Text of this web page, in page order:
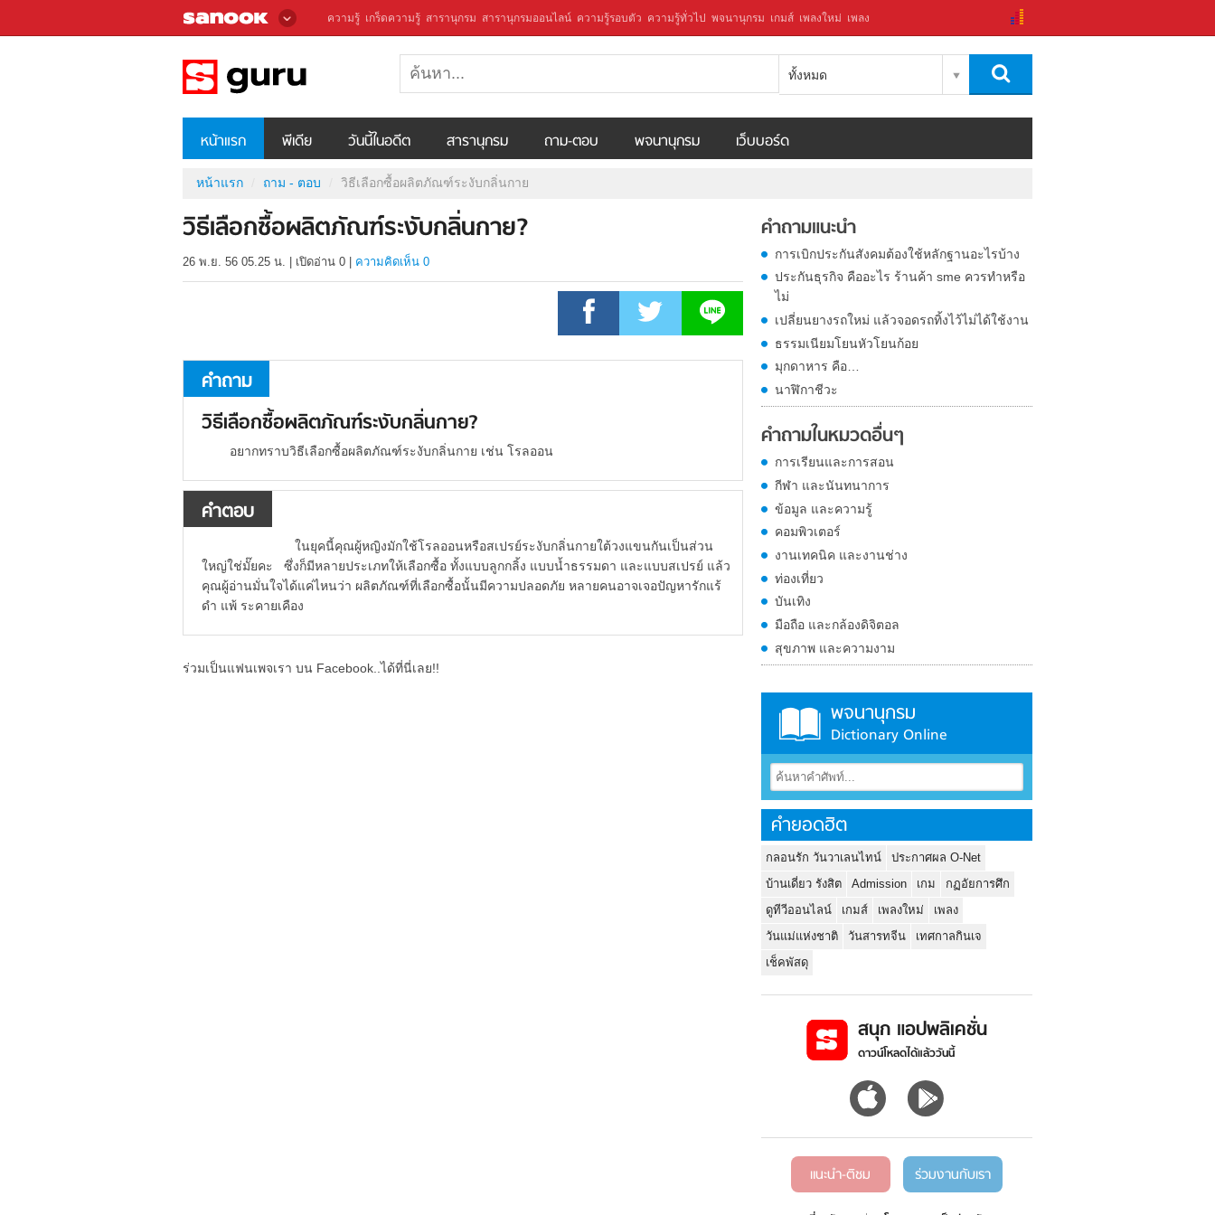
ความรู้ เกร็ดความรู้ สารานุกรม สารานุกรมออนไลน์ ความรู้รอบตัว ความรู้ทั่วไป พจนานุกรม เกมส์ เพลงใหม่ เพลง
ทั้งหมด
หน้าแรก พีเดีย วันนี้ในอดีต สารานุกรม ถาม-ตอบ พจนานุกรม เว็บบอร์ด
หน้าแรก ถาม - ตอบ วิธีเลือกซื้อผลิตภัณฑ์ระงับกลิ่นกาย
วิธีเลือกซื้อผลิตภัณฑ์ระงับกลิ่นกาย?
26 พ.ย. 56 05.25 น. เปิดอ่าน 0 ความคิดเห็น 0
คำถาม
วิธีเลือกซื้อผลิตภัณฑ์ระงับกลิ่นกาย?
อยากทราบวิธีเลือกซื้อผลิตภัณฑ์ระงับกลิ่นกาย เช่น โรลออน
คำตอบ
ในยุคนี้คุณผู้หญิงมักใช้โรลออนหรือสเปรย์ระงับกลิ่นกายใต้วงแขนกันเป็นส่วน
ใหญ่ใช่มั๊ยคะ ซึ่งก็มีหลายประเภทให้เลือกซื้อ ทั้งแบบลูกกลิ้ง แบบน้ำธรรมดา และแบบสเปรย์ แล้ว
คุณผู้อ่านมั่นใจได้แค่ไหนว่า ผลิตภัณฑ์ที่เลือกซื้อนั้นมีความปลอดภัย หลายคนอาจเจอปัญหารักแร้
ดำ แพ้ ระคายเคือง
ร่วมเป็นแฟนเพจเรา บน Facebook..ได้ที่นี่เลย!!
คำถามแนะนำ
การเบิกประกันสังคมต้องใช้หลักฐานอะไรบ้าง
ประกันธุรกิจ คืออะไร ร้านค้า sme ควรทำหรือ
ไม่
เปลี่ยนยางรถใหม่ แล้วจอดรถทิ้งไว้ไม่ได้ใช้งาน
ธรรมเนียมโยนหัวโยนก้อย
มุกดาหาร คือ…
นาฬิกาชีวะ
คำถามในหมวดอื่นๆ
การเรียนและการสอน
กีฬา และนันทนาการ
ข้อมูล และความรู้
คอมพิวเตอร์
งานเทคนิค และงานช่าง
ท่องเที่ยว
บันเทิง
มือถือ และกล้องดิจิตอล
สุขภาพ และความงาม
พจนานุกรม
Dictionary Online
คำยอดฮิต
กลอนรัก วันวาเลนไทน์
ประกาศผล O-Net
บ้านเดี่ยว รังสิต
Admission เกม
กฏอัยการศึก
ดูทีวีออนไลน์
เกมส์ เพลงใหม่
เพลง
วันแม่แห่งชาติ
วันสารทจีน
เทศกาลกินเจ
เช็คพัสดุ
สนุก แอปพลิเคชั่น
ดาวน์โหลดได้แล้ววันนี้
แนะนำ-ติชม ร่วมงานกับเรา